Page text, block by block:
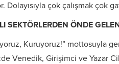
Dolayısıyla çok çalışmak çok
SEKTÖRLERDEN ÖNDE
Kuruyoruz!” mottosuyla
Venedik, Girişimci ve Yazar